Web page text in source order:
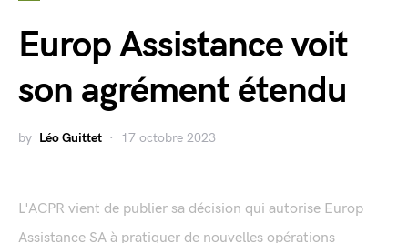
Europ Assistance voit
son agrément étendu
by Léo Guittet 17 octobre 2023
L'ACPR vient de publier sa décision qui autorise Europ
Assistance SA à pratiquer de nouvelles opérations